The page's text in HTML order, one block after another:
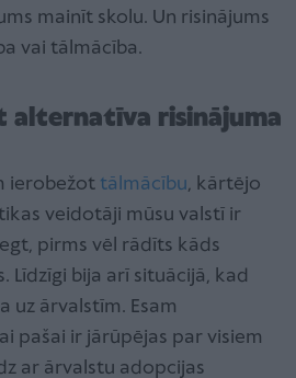
mainīt skolu. Un risinājums
vai tālmācība.
alternatīva risinājuma
ierobežot tālmācību, kārtējo
veidotāji mūsu valstī ir
pirms vēl rādīts kāds
Līdzīgi bija arī situācijā, kad
uz ārvalstīm. Esam
pašai ir jārūpējas par visiem
ar ārvalstu adopcijas